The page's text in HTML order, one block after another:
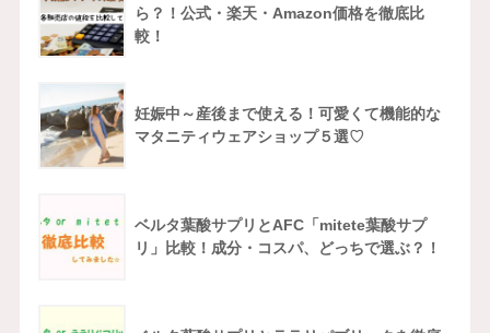
ら？！公式・楽天・Amazon価格を徹底比
較！
妊娠中～産後まで使える！可愛くて機能的な
マタニティウェアショップ５選♡
ベルタ葉酸サプリとAFC「mitete葉酸サプ
リ」比較！成分・コスパ、どっちで選ぶ？！